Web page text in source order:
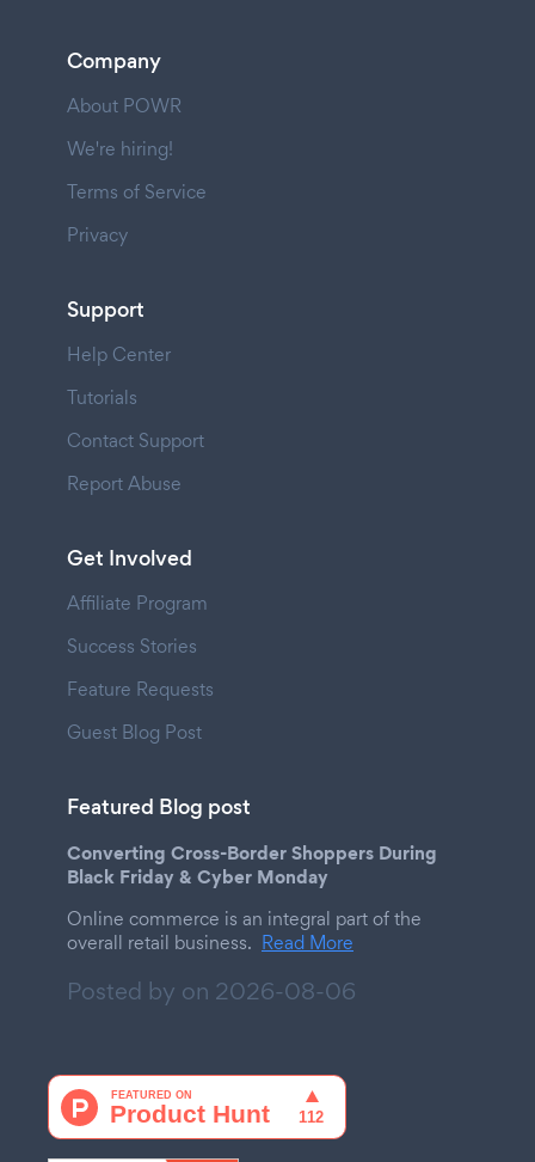
Company
About POWR
We're hiring!
Terms of Service
Privacy
Support
Help Center
Tutorials
Contact Support
Report Abuse
Get Involved
Affiliate Program
Success Stories
Feature Requests
Guest Blog Post
Featured Blog post
Converting Cross-Border Shoppers During
Black Friday & Cyber Monday
Online commerce is an integral part of the
overall retail business. Read More
Posted by on 2026-08-06